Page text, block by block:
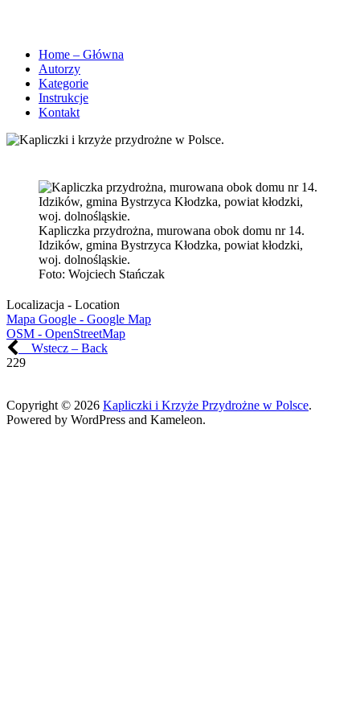
Home – Główna
Autorzy
Kategorie
Instrukcje
Kontakt
Kapliczka przydrożna, murowana obok domu nr 14.
Idzików, gmina Bystrzyca Kłodzka, powiat kłodzki,
woj. dolnośląskie.
Foto: Wojciech Stańczak
Localizacja - Location
Mapa Google - Google Map
OSM - OpenStreetMap
Wstecz – Back
229
Copyright © 2026 Kapliczki i Krzyże Przydrożne w Polsce.
Powered by WordPress and Kameleon.